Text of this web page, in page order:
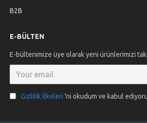
B2B
E-BÜLTEN
E-bültenimize üye olarak yeni ürünlerimizi
Gizlilik İlkeleri 'ni okudum ve kabul